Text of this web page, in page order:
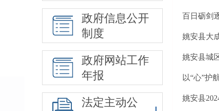
政府信息公开
制度
政府网站工作
年报
法定主动公
百日砺剑
姚安县大
姚安县城
以“心”护
姚安县